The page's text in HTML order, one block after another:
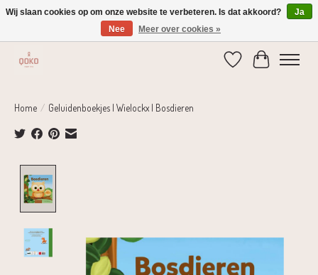
Verzending 1-2 dagen | Gratis verzending vanaf € 75,-
Verlanglijst
Home / Geluidenboekjes | Wielockx | Bosdieren
Wij slaan cookies op om onze website te verbeteren. Is dat akkoord?
Ja
Nee
Meer over cookies »